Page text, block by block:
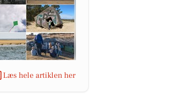
Læs hele artiklen her